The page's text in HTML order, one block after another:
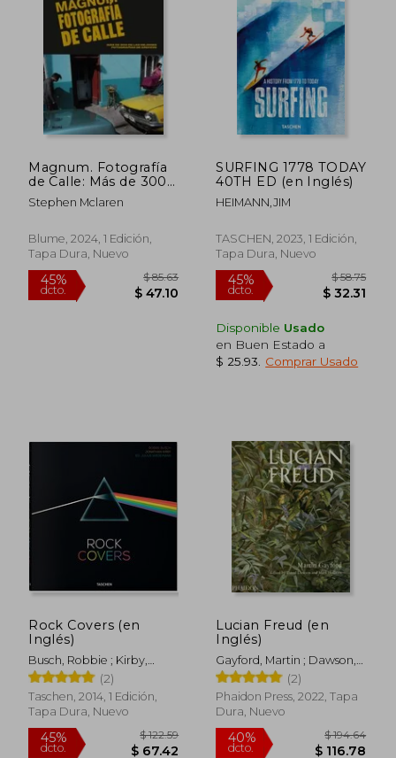
45%
dcto. $ 80.75
45%
dcto. $
45%
dcto.
45%
dcto.
Magnum. Fotografía
de Calle: Más de 300
de las Mejores
Fotografías de
Stephen Mclaren
Blume, 2024, 1 Edición,
Tapa Dura, Nuevo
SURFING 1778 TODAY
40TH ED (en Inglés)
HEIMANN,JIM
TASCHEN, 2023, 1 Edición,
Tapa Dura, Nuevo
Disponible Usado
en Buen Estado a
$ 25.93
Comprar Usado
Rock Covers (en
Inglés)
Busch, Robbie ; Kirby,
Jonathan ; Wiedemann,
Julius
(2)
Taschen, 2014, 1 Edición,
Tapa Dura, Nuevo
Lucian Freud (en
Inglés)
Gayford, Martin ; Dawson,
David ; Holborn, Mark
(2)
Phaidon Press, 2022, Tapa
Dura, Nuevo